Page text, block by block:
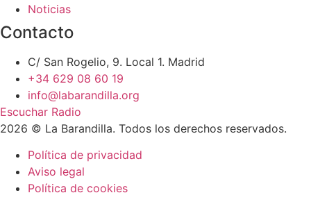
Noticias
Contacto
C/ San Rogelio, 9. Local 1. Madrid
+34 629 08 60 19
info@labarandilla.org
Escuchar Radio
2026 © La Barandilla. Todos los derechos reservados.
Política de privacidad
Aviso legal
Política de cookies